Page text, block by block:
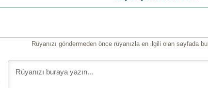
Rüyanızı göndermeden önce rüyanızla en ilgili olan sayfada